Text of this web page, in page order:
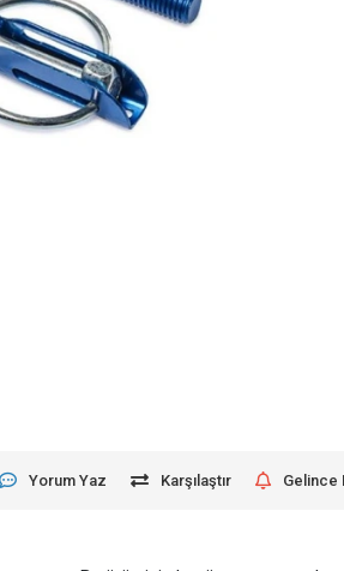
Yorum Yaz Karşılaştır Gelince